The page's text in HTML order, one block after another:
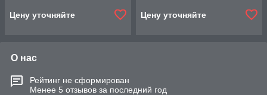
Цену уточняйте Цену уточняйте
О нас
Рейтинг не сформирован
Менее 5 отзывов за последний год